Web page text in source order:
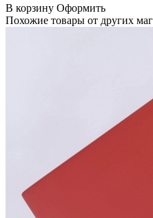
В корзину Оформить
Похожие товары от других